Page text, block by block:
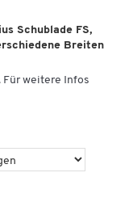
Schublade FS,
Breiten
weitere Infos